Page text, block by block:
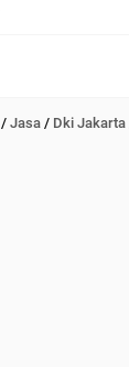
/ Jasa / Dki Jakarta